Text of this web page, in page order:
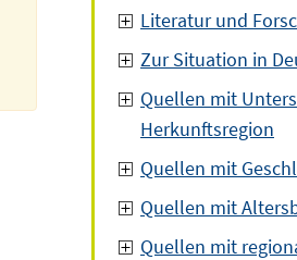
Literatur und
Zur Situation in
Quellen mit
Herkunftsregion
Quellen mit
Quellen mit
Quellen mit